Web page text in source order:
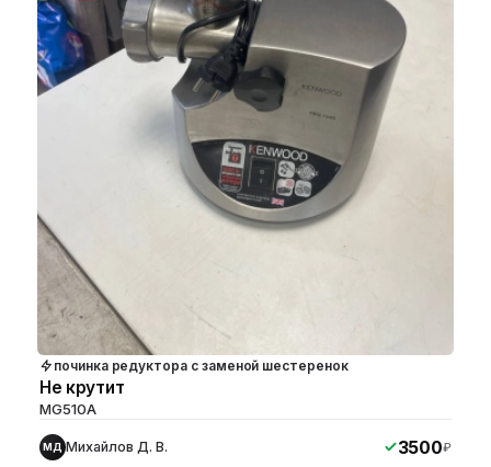
починка редуктора с заменой шестеренок
Не крутит
MG510A
МД Михайлов Д. В. 3500₽